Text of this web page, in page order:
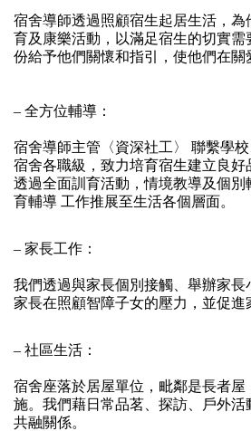
宿舍導師透過照顧宿生起居生活，為
育及康樂活動，以滿足宿生的切實
份給予他們關懷和指引，使他們在關
– 全方位輔導：
宿舍導師主管〈資深社工〉 聯繫學
宿舍各職級，致力培育宿生建立良好
透過全面訓育活動，情境教導及個別
育輔導 工作推展至生活各個層面。
– 家長工作：
我們透過與家長個別接觸、舉辦家
家長在照顧智障子女的壓力，並促進
– 社區生活：
宿舍座落於居屋單位，毗鄰是長者屋
施。我們藉日常品茗、探訪、戶外活
共融關係。